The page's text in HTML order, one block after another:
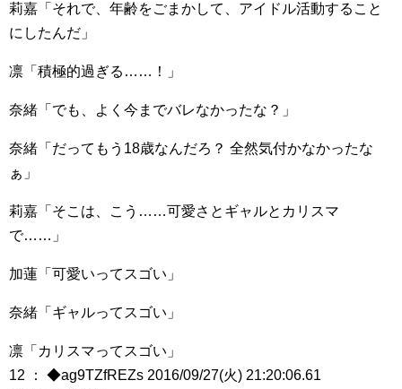
莉嘉「それで、年齢をごまかして、アイドル活動すること
にしたんだ」
凛「積極的過ぎる……！」
奈緒「でも、よく今までバレなかったな？」
奈緒「だってもう18歳なんだろ？ 全然気付かなかったな
ぁ」
莉嘉「そこは、こう……可愛さとギャルとカリスマ
で……」
加蓮「可愛いってスゴい」
奈緒「ギャルってスゴい」
凛「カリスマってスゴい」
12 ： ◆ag9TZfREZs 2016/09/27(火) 21:20:06.61